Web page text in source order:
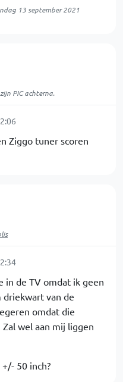
13 september 2021
PIC achterna.
Ziggo tuner scoren
in de TV omdat ik geen
driekwart van de
omdat die
wel aan mij liggen
50 inch?